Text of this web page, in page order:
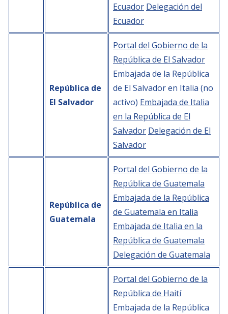
Ecuador Delegación del
Ecuador
República de
El Salvador
Portal del Gobierno de la
República de El Salvador
Embajada de la República
de El Salvador en Italia (no
activo) Embajada de Italia
en la República de El
Salvador Delegación de El
Salvador
República de
Guatemala
Portal del Gobierno de la
República de Guatemala
Embajada de la República
de Guatemala en Italia
Embajada de Italia en la
República de Guatemala
Delegación de Guatemala
Portal del Gobierno de la
República de Haití
Embajada de la República